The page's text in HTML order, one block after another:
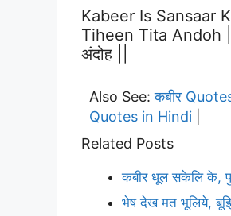
Kabeer Is Sansaar
Tiheen Tita Andoh || |
अंदोह ||
Also See:कबीर
Quotes in Hindi
Related Posts
कबीर धूल सकेलि के,
भेष देख मत भूलिये, बूझि